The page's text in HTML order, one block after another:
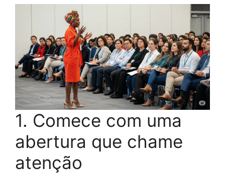
1. Comece com uma
abertura que chame
atenção